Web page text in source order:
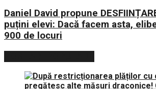
Daniel David propune
puțini elevi: Dacă facem asta,
900 de locuri